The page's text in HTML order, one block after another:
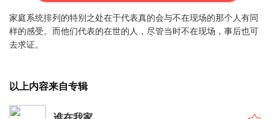
家庭系统排列的特别之处在于代表真的会与不在现场的那个人有同
样的感受。而他们代表的在世的人，尽管当时不在现场，事后也可
去求证。
以上内容来自专辑